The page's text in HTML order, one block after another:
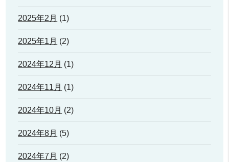
2025年2月 (1)
2025年1月 (2)
2024年12月 (1)
2024年11月 (1)
2024年10月 (2)
2024年8月 (5)
2024年7月 (2)